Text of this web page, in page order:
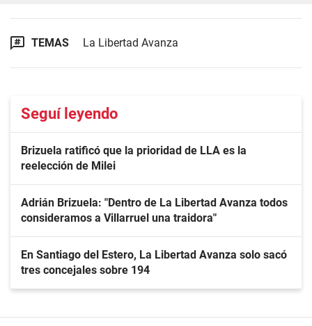
TEMAS La Libertad Avanza
Seguí leyendo
Brizuela ratificó que la prioridad de LLA es la
reelección de Milei
Adrián Brizuela: "Dentro de La Libertad Avanza todos
consideramos a Villarruel una traidora"
En Santiago del Estero, La Libertad Avanza solo sacó
tres concejales sobre 194